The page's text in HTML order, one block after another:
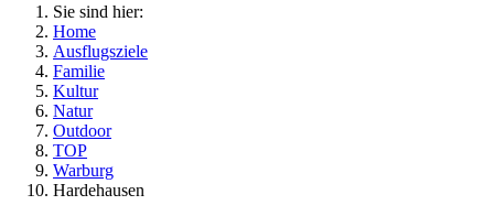
Sie sind hier:
Home
Ausflugsziele
Familie
Kultur
Natur
Outdoor
TOP
Warburg
Hardehausen